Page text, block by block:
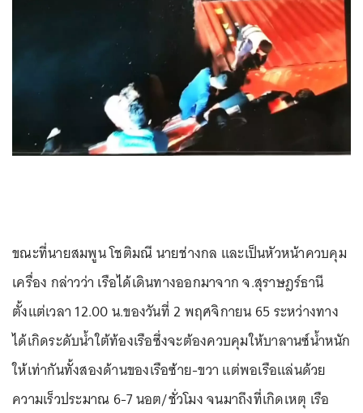
ขณะที่นายสมพูน โชติมณี นายช่างกล และเป็นหัวหน้าควบคุม
เครื่อง กล่าวว่า เรือได้เดินทางออกมาจาก จ.สุราษฎร์ธานี
ตั้งแต่เวลา 12.00 น.ของวันที่ 2 พฤศจิกายน 65 ระหว่างทาง
ได้เกิดระดับน้ำใต้ท้องเรือซึ่งจะต้องควบคุมให้บาลานซ์น้ำหนัก
ให้เท่ากันทั้งสองด้านของเรือซ้าย-ขวา แต่พอเรือแล่นด้วย
ความเร็วประมาณ 6-7 นอต/ชั่วโมง จนมาถึงที่เกิดเหตุ เรือ